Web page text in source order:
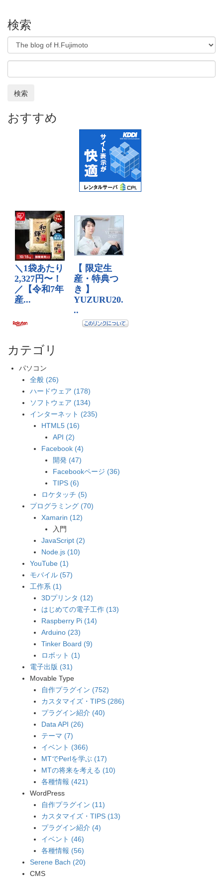
検索
検索
おすすめ
カテゴリ
パソコン
全般 (26)
ハードウェア (178)
ソフトウェア (134)
インターネット (235)
HTML5 (16)
API (2)
Facebook (4)
開発 (47)
Facebookページ (36)
TIPS (6)
ロケタッチ (5)
プログラミング (70)
Xamarin (12)
入門
JavaScript (2)
Node.js (10)
YouTube (1)
モバイル (57)
工作系 (1)
3Dプリンタ (12)
はじめての電子工作 (13)
Raspberry Pi (14)
Arduino (23)
Tinker Board (9)
ロボット (1)
電子出版 (31)
Movable Type
自作プラグイン (752)
カスタマイズ・TIPS (286)
プラグイン紹介 (40)
Data API (26)
テーマ (7)
イベント (366)
MTでPerlを学ぶ (17)
MTの将来を考える (10)
各種情報 (421)
WordPress
自作プラグイン (11)
カスタマイズ・TIPS (13)
プラグイン紹介 (4)
イベント (46)
各種情報 (56)
Serene Bach (20)
CMS